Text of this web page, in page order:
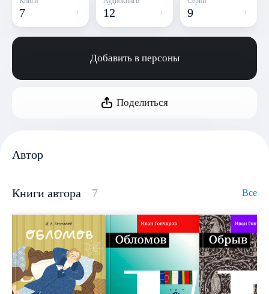
7 12 9
Добавить в персоны
Поделиться
Автор
Книги автора 7 Все